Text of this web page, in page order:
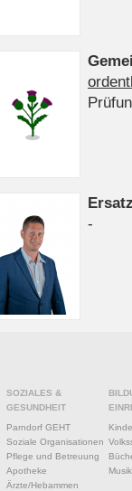
-
SOZIALES &
GESUNDHEIT
Parndorf GEHT
Soziale Organisationen
Pflege und Betreuung
Apotheke
Ärzte/Hebammen